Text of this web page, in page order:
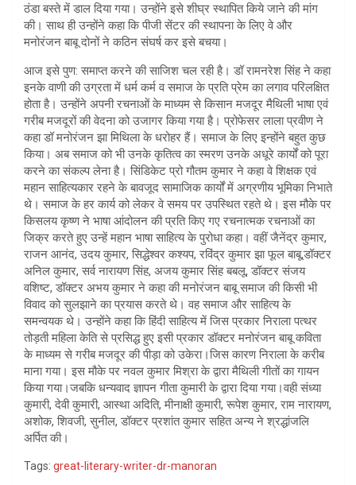
ठंडा बस्ते में डाल दिया गया। उन्होंने इसे शीघ्र स्थापित किये जाने की मांग
की। साथ ही उन्होंने कहा कि पीजी सेंटर की स्थापना के लिए वे और
मनोरंजन बाबू दोनों ने कठिन संघर्ष कर इसे बचया।
आज इसे पुण: समाप्त करने की साजिश चल रही है। डॉ रामनरेश सिंह ने कहा
इनके वाणी की उग्रता में धर्म कर्म व समाज के प्रति प्रेम का लगाव परिलक्षित
होता है। उन्होंने अपनी रचनाओं के माध्यम से किसान मजदूर मैथिली भाषा एवं
गरीब मजदूरों की वेदना को उजागर किया गया है। प्रोफेसर लाला प्रवीण ने
कहा डॉ मनोरंजन झा मिथिला के धरोहर हैं। समाज के लिए इन्होंने बहुत कुछ
किया। अब समाज को भी उनके कृतित्व का स्मरण उनके अधूरे कार्यों को पूरा
करने का संकल्प लेना है। सिंडिकेट प्रो गौतम कुमार ने कहा वे शिक्षक एवं
महान साहित्यकार रहने के बावजूद सामाजिक कार्यों में अग्रणीय भूमिका निभाते
थे। समाज के हर कार्य को लेकर वे समय पर उपस्थित रहते थे। इस मौके पर
किसलय कृष्ण ने भाषा आंदोलन की प्रति किए गए रचनात्मक रचनाओं का
जिक्र करते हुए उन्हें महान भाषा साहित्य के पुरोधा कहा। वहीं जैनेंद्र कुमार,
राजन आनंद, उदय कुमार, सिद्धेश्वर कश्यप, रविंद्र कुमार झा फूल बाबू,डॉक्टर
अनिल कुमार, सर्व नारायण सिंह, अजय कुमार सिंह बबलू, डॉक्टर संजय
वशिष्ट, डॉक्टर अभय कुमार ने कहा की मनोरंजन बाबू समाज की किसी भी
विवाद को सुलझाने का प्रयास करते थे। वह समाज और साहित्य के
समन्वयक थे। उन्होंने कहा कि हिंदी साहित्य में जिस प्रकार निराला पत्थर
तोड़ती महिला केति से प्रसिद्ध हुए इसी प्रकार डॉक्टर मनोरंजन बाबू कविता
के माध्यम से गरीब मजदूर की पीड़ा को उकेरा।जिस कारण निराला के करीब
माना गया। इस मौके पर नवल कुमार मिश्रा के द्वारा मैथिली गीतों का गायन
किया गया।जबकि धन्यवाद ज्ञापन गीता कुमारी के द्वारा दिया गया।वही संध्या
कुमारी, देवी कुमारी, आस्था अदिति, मीनाक्षी कुमारी, रूपेश कुमार, राम नारायण,
अशोक, शिवजी, सुनील, डॉक्टर प्रशांत कुमार सहित अन्य ने श्रद्धांजलि
अर्पित की।
Tags: great-literary-writer-dr-manoran